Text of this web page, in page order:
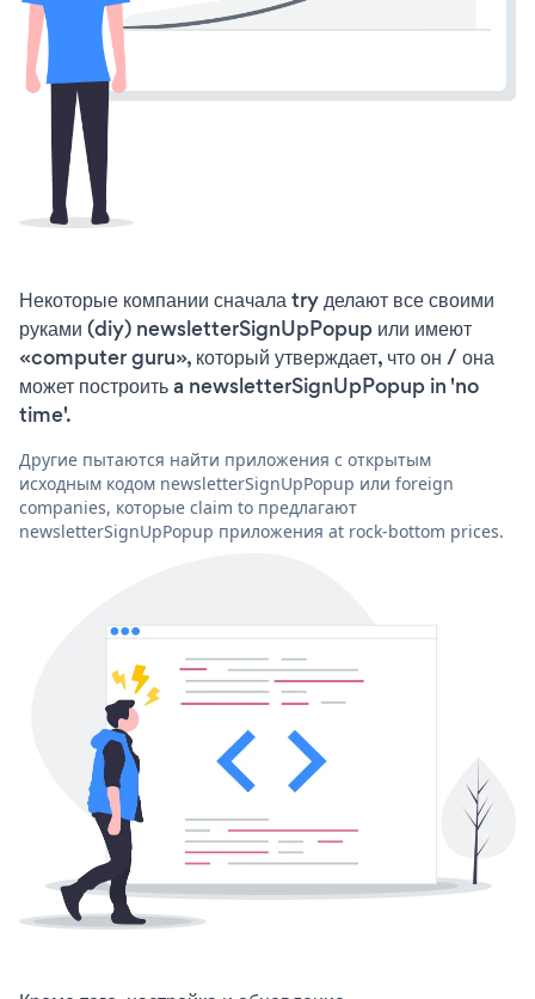
Некоторые компании сначала try делают все своими
руками (diy) newsletterSignUpPopup или имеют
«computer guru», который утверждает, что он / она
может построить a newsletterSignUpPopup in 'no
time'.
Другие пытаются найти приложения с открытым
исходным кодом newsletterSignUpPopup или foreign
companies, которые claim to предлагают
newsletterSignUpPopup приложения at rock-bottom prices.